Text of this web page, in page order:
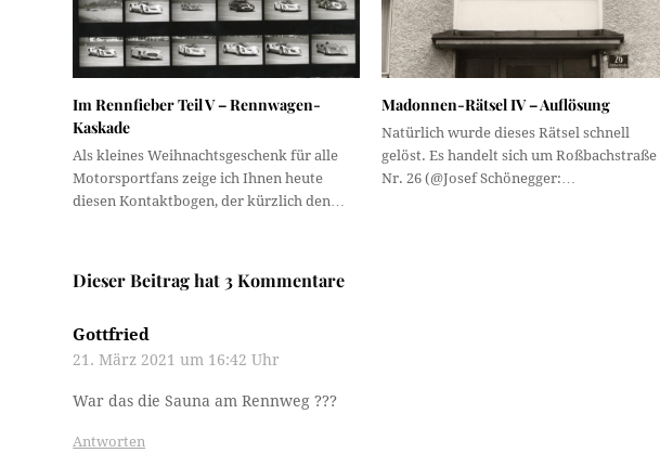
Im Rennfieber Teil V – Rennwagen-
Kaskade
Als kleines Weihnachtsgeschenk für alle
Motorsportfans zeige ich Ihnen heute
diesen Kontaktbogen, der kürzlich den…
Madonnen-Rätsel IV – Auflösung
Natürlich wurde dieses Rätsel schnell
gelöst. Es handelt sich um Roßbachstraße
Nr. 26 (@Josef Schönegger:…
Dieser Beitrag hat 3 Kommentare
Gottfried
21. März 2021 um 16:42 Uhr
War das die Sauna am Rennweg ???
Antworten